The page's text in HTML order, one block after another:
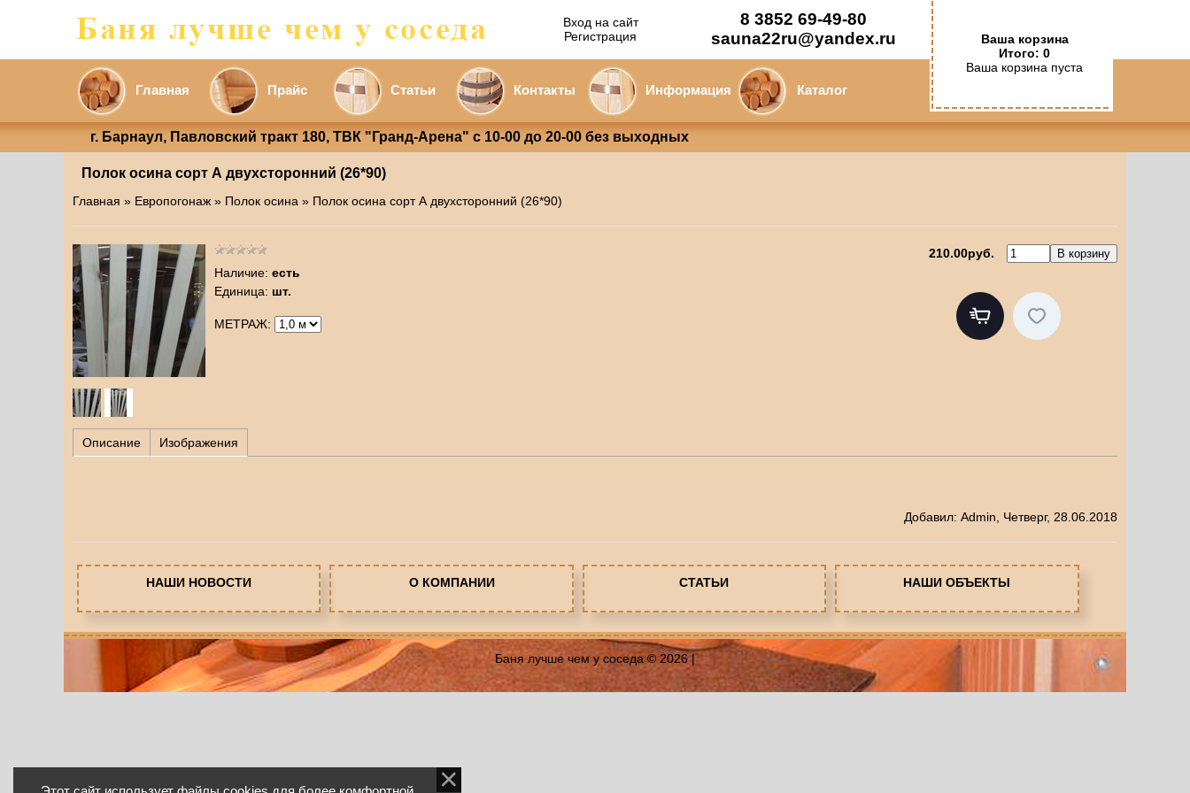
Вход на сайт
Регистрация
8 3852 69-49-80
sauna22ru@yandex.ru
Главная Прайс Статьи Контакты Информация Каталог
Ваша корзина
Итого: 0
Ваша корзина пуста
г. Барнаул, Павловский тракт 180, ТВК "Гранд-Арена" с 10-00 до 20-00 без выходных
Полок осина сорт А двухсторонний (26*90)
Главная » Европогонаж » Полок осина » Полок осина сорт А двухсторонний (26*90)
210.00руб.
Наличие: есть
Единица: шт.
МЕТРАЖ:
Описание Изображения
Добавил: Admin , Четверг, 28.06.2018
НАШИ НОВОСТИ О КОМПАНИИ СТАТЬИ НАШИ ОБЪЕКТЫ
Баня лучше чем у соседа © 2026 |